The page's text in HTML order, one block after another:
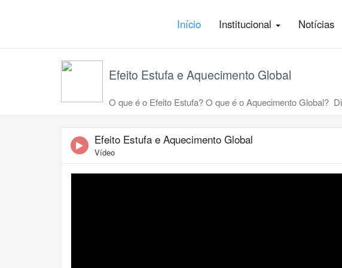
Início Institucional Notícias
Efeito Estufa e Aquecimento Global
O que é o Efeito Estufa? O que é o Aquecimento Global?
Efeito Estufa e Aquecimento Global
Vídeo